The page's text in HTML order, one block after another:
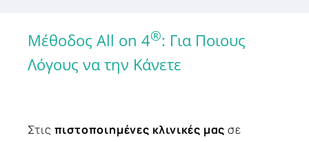
Μέθοδος All on 4®: Για Ποιους
Λόγους να την Κάνετε
Στις πιστοποιημένες κλινικές μας σε